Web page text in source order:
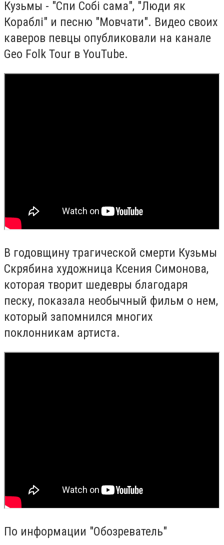
Кузьмы - "Спи Собі сама", "Люди як
Кораблі" и песню "Мовчати". Видео своих
каверов певцы опубликовали на канале
Geo Folk Tour в YouTube.
В годовщину трагической смерти Кузьмы
Скрябина художница Ксения Симонова,
которая творит шедевры благодаря
песку, показала необычный фильм о нем,
который запомнился многих
поклонникам артиста.
По информации "Обозреватель"